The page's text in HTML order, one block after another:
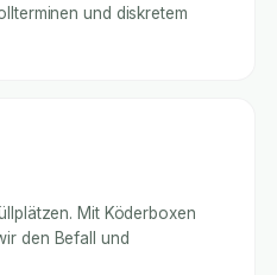
und diskretem
Mit Köderboxen
den Befall und